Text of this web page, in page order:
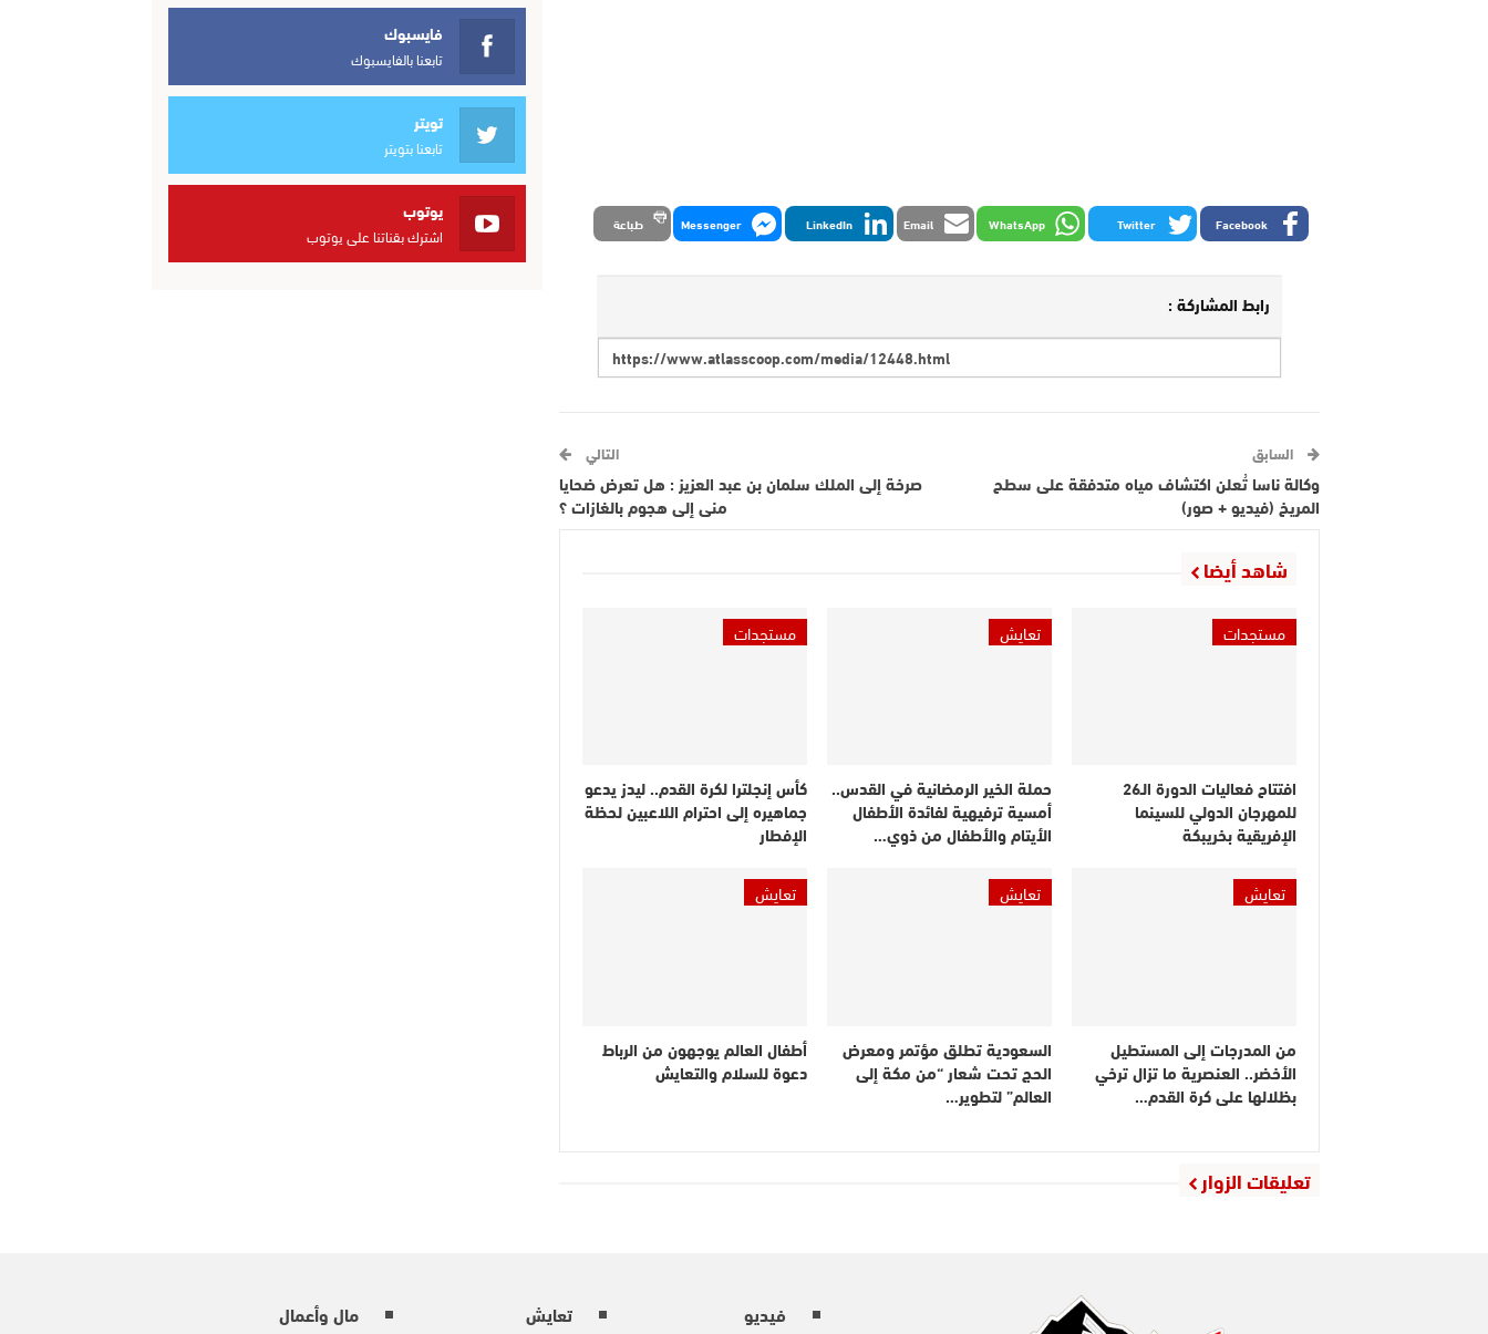
Facebook
Twitter
WhatsApp
Email
LinkedIn
Messenger طباعة
رابط المشاركة :
السابق
وكالة ناسا تُعلن اكتشاف مياه متدفقة على سطح
المريخ (فيديو + صور)
التالي
صرخة إلى الملك سلمان بن عبد العزيز : هل تعرض ضحايا
منى إلى هجوم بالغازات ؟
شاهد أيضا
مستجدات
افتتاح فعاليات الدورة الـ26
للمهرجان الدولي للسينما
الإفريقية بخريبكة
تعايش
حملة الخير الرمضانية في القدس..
أمسية ترفيهية لفائدة الأطفال
الأيتام والأطفال من ذوي…
مستجدات
كأس إنجلترا لكرة القدم.. ليدز يدعو
جماهيره إلى احترام اللاعبين لحظة
الإفطار
تعايش
من المدرجات إلى المستطيل
الأخضر.. العنصرية ما تزال ترخي
بظلالها على كرة القدم…
تعايش
السعودية تطلق مؤتمر ومعرض
الحج تحت شعار “من مكة إلى
العالم” لتطوير…
تعايش
أطفال العالم يوجهون من الرباط
دعوة للسلام والتعايش
تعليقات الزوار
فايسبوك
تابعنا بالفايسبوك
تويتر
تابعنا بتويتر
يوتوب
اشترك بقناتنا على يوتوب
فيديو
تعايش
مال وأعمال